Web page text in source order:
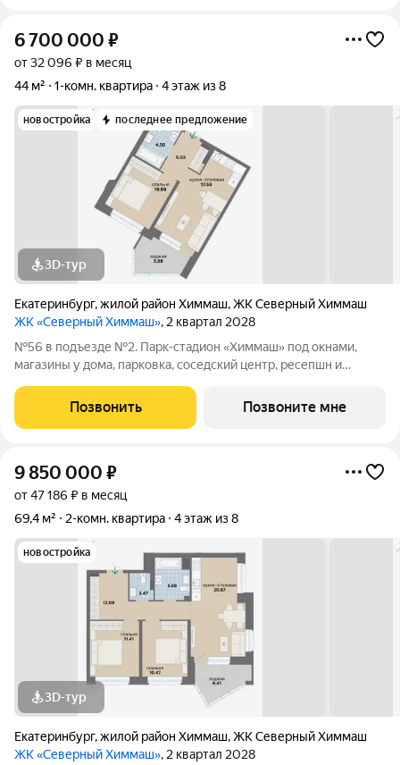
6 700 000 ₽
от 32 096 ₽ в месяц
44 м²
1-комн. квартира 4 этаж из 8
новостройка последнее предложение
3D-тур
Екатеринбург,жилой район Химмаш,ЖК Северный Химмаш
ЖК «Северный Химмаш», 2 квартал 2028
№56 в подъезде №2. Парк-стадион «Химмаш» под окнами,
магазины у дома, парковка, соседский центр, ресепшн и
Северном Химмаше это комфортные дома со всей
необходимой для жизни инфраструктурой,
Позвонить Позвоните мне
9 850 000 ₽
от 47 186 ₽ в месяц
69,4 м²
2-комн. квартира 4 этаж из 8
новостройка
3D-тур
Екатеринбург,жилой район Химмаш,ЖК Северный Химмаш
ЖК «Северный Химмаш», 2 квартал 2028